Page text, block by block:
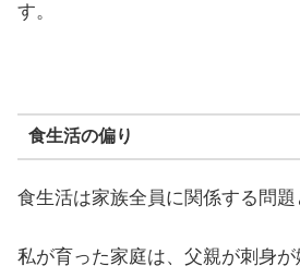
す。
食生活の偏り
食生活は家族全員に関係する問題
私が育った家庭は、父親が刺身が